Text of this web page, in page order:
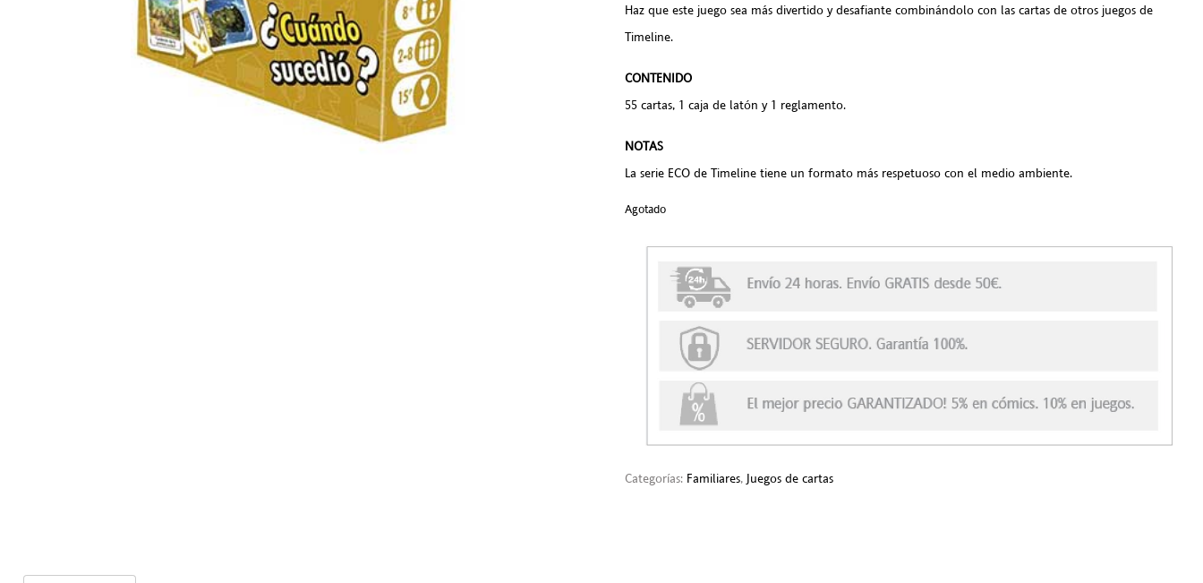
Haz que este juego sea más divertido y desafiante combinándolo con las cartas de otros juegos de
Timeline.
CONTENIDO
55 cartas, 1 caja de latón y 1 reglamento.
NOTAS
La serie ECO de Timeline tiene un formato más respetuoso con el medio ambiente.
Agotado
Categorías: Familiares, Juegos de cartas